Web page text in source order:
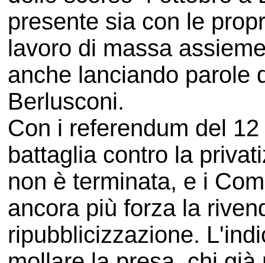
presente sia con le
lavoro di massa
anche lanciando parole
Berlusconi.
Con i referendum del
battaglia contro la
non è terminata, e i
ancora più forza la
ripubblicizzazione.